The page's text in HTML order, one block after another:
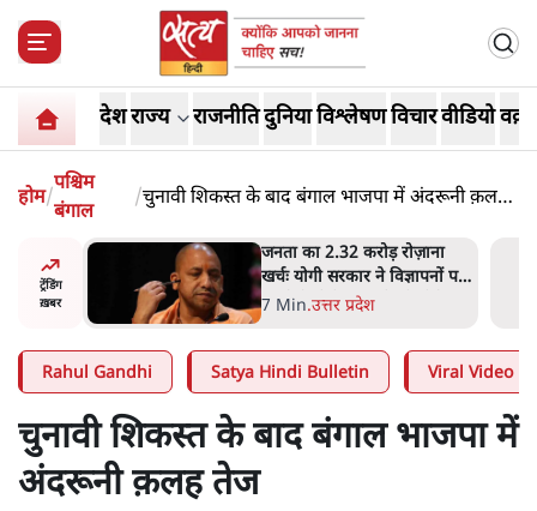
देशराज्य राजनीतिदुनियाविश्लेषणविचारवीडियो
होम/
पश्चिम
बंगाल
/चुनावी शिकस्त के बाद बंगाल भाजपा में अंदरूनी क़लह
ट्रेंडिंग
ख़बर
पर
उलटबांसीः राष्ट्र के चरित्र की मरम्मत
जारी है
11 Min.व्यंग्य/उलटबाँसी
Rahul Gandhi Satya Hindi Bulletin Viral Video
चुनावी शिकस्त के बाद बंगाल भाजपा में
अंदरूनी क़लह तेज